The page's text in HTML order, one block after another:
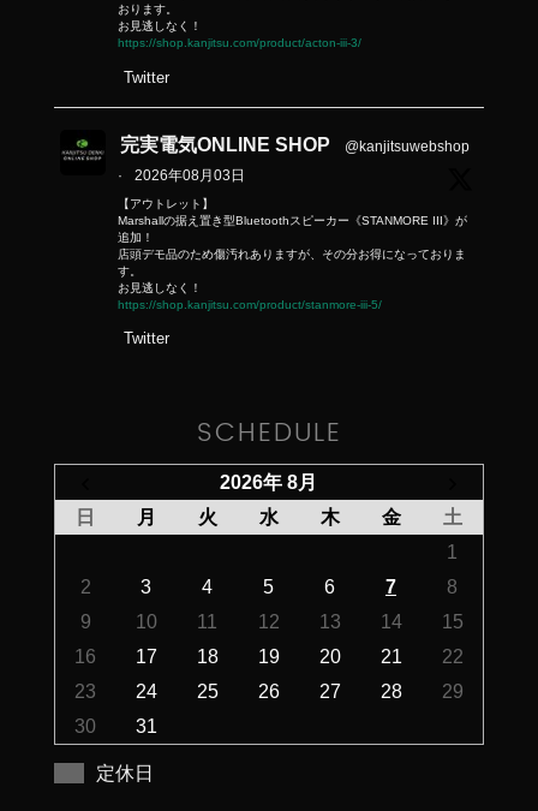
おります。
お見逃しなく！
https://shop.kanjitsu.com/product/acton-iii-3/
Twitter
完実電気ONLINE SHOP
@kanjitsuwebshop
·
2026年08月03日
【アウトレット】
Marshallの据え置き型Bluetoothスピーカー《STANMORE III》が
追加！
店頭デモ品のため傷汚れありますが、その分お得になっておりま
す。
お見逃しなく！
https://shop.kanjitsu.com/product/stanmore-iii-5/
Twitter
SCHEDULE
2026年 8月
日
月 火 水 木 金
土
1
2
3 4 5 6 7
8
9
10 11 12 13 14
15
16
17 18 19 20 21
22
23
24 25 26 27 28
29
30
31
定休日